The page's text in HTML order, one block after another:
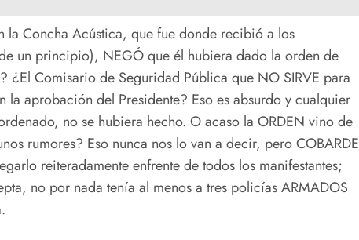
la Concha Acústica, que fue donde recibió a los
un principio), NEGÓ que él hubiera dado la orden de
¿El Comisario de Seguridad Pública que NO SIRVE para
la aprobación del Presidente? Eso es absurdo y cualquier
no se hubiera hecho. O acaso la ORDEN vino de
rumores? Eso nunca nos lo van a decir, pero COBARDE
reiteradamente enfrente de todos los manifestantes;
no por nada tenía al menos a tres policías ARMADOS